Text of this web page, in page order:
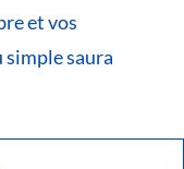
et vos
simple saura